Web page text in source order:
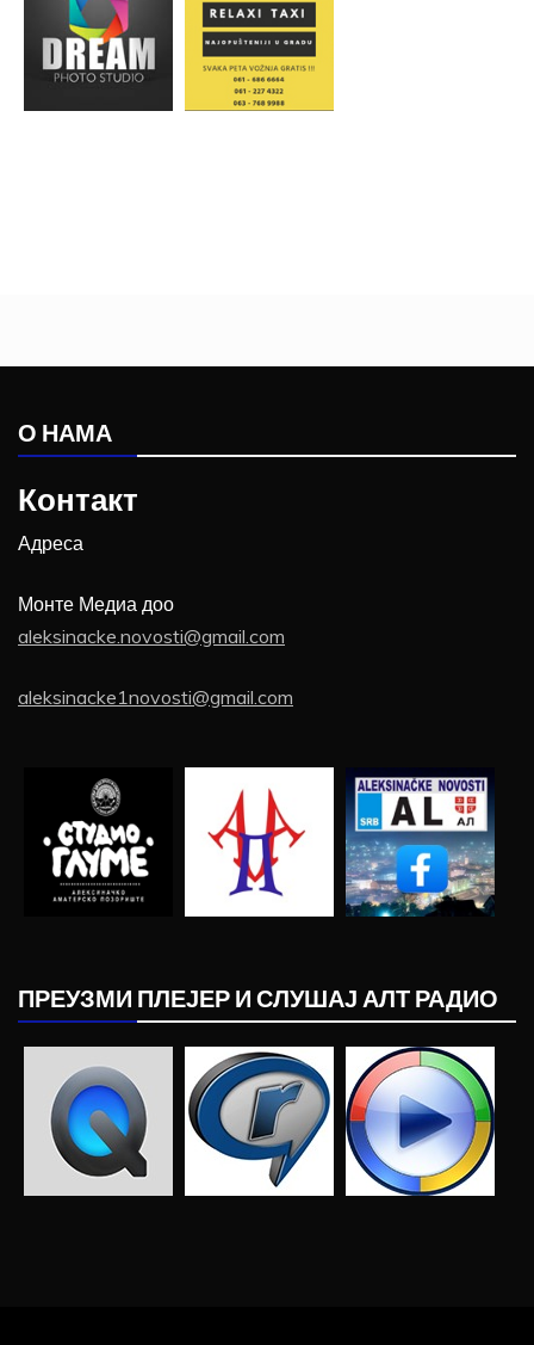
О НАМА
Контакт
Адреса
Монте Медиа доо
aleksinacke.novosti@gmail.com
aleksinacke1novosti@gmail.com
ПРЕУЗМИ ПЛЕЈЕР И СЛУШАЈ АЛТ РАДИО